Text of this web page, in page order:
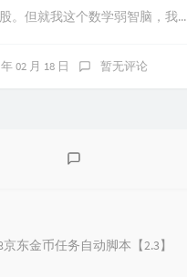
。但就我这个数学弱智脑，我...
02 月 18 日 暂无评论
论
京东金币任务自动脚本【2.3】